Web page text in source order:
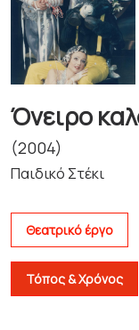
Όνειρο
(2004)
Παιδικό Στέκι
Θεατρικό έργο
Τόπος & Χρόνος